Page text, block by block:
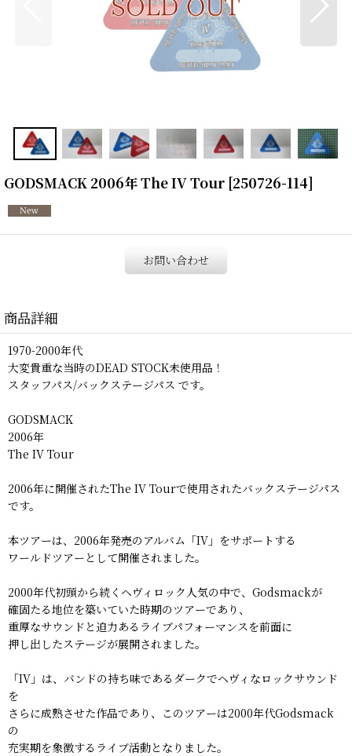
GODSMACK 2006年 The IV Tour [250726-114]
お問い合わせ
商品詳細
1970-2000年代
大変貴重な当時のDEAD STOCK未使用品！
スタッフパス/バックステージパス です。
GODSMACK
2006年
The IV Tour
2006年に開催されたThe IV Tourで使用されたバックステージパス
です。
本ツアーは、2006年発売のアルバム「IV」をサポートする
ワールドツアーとして開催されました。
2000年代初頭から続くヘヴィロック人気の中で、Godsmackが
確固たる地位を築いていた時期のツアーであり、
重厚なサウンドと迫力あるライブパフォーマンスを前面に
押し出したステージが展開されました。
「IV」は、バンドの持ち味であるダークでヘヴィなロックサウンド
を
さらに成熟させた作品であり、このツアーは2000年代Godsmack
の
充実期を象徴するライブ活動となりました。